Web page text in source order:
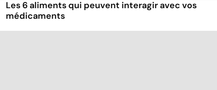
Les 6 aliments qui peuvent interagir avec vos
médicaments